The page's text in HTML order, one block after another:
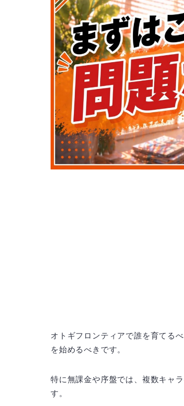
オトギフロンティアで誰を育てる
を始めるべきです。
特に無課金や序盤では、複数キャ
す。